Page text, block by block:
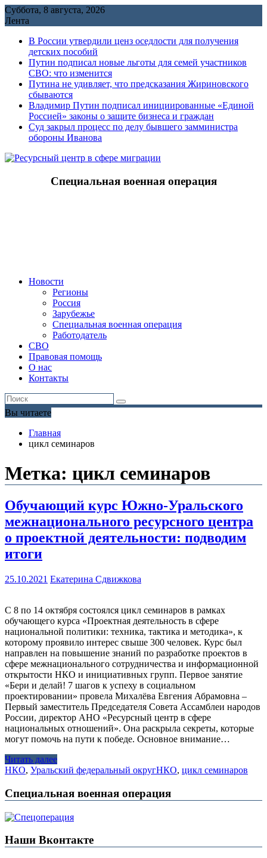
Перейти
к
Суббота, 8 августа, 2026
Лента
В России утвердили ценз оседлости для получения
детских пособий
Путин подписал новые льготы для семей участников
СВО: что изменится
Путина не удивляет, что предсказания Жириновского
сбываются
Владимир Путин подписал инициированные «Единой
Россией» законы о защите бизнеса и граждан
Cуд закрыл процесс по делу бывшего замминистра
обороны Иванова
Специальная военная операция
Новости
Регионы
Россия
Зарубежье
Специальная военная операция
Работодатель
СВО
Правовая помощь
О нас
Контакты
Вы читаете
Главная
цикл семинаров
Метка: цикл семинаров
Обучающий курс Южно-Уральского
межнационального ресурсного центра
о проектной деятельности: подводим
итоги
25.10.2021 Екатерина Сдвижкова
С 8 по 14 октября состоялся цикл семинаров в рамках
обучающего курса «Проектная деятельность в сфере
национальной политики: техника, тактика и методика», к
которому проявило интерес свыше 300 человек. Курс был
направлен на повышение знаний по разработке проектов в
сфере межнационального сотрудничества и информационной
открытости НКО и инициативных групп. Первое занятие
«Бери и делай! 7 шагов к успеху в социальном
проектировании» провела Михалёва Евгения Абрамовна –
Первый заместитель Председателя Совета Ассамблеи народов
России, директор АНО «Ресурсный центр в сфере
национальных отношений». Она раскрыла секреты, которые
могут помочь на пути к победе. Основное внимание…
Читать далее
НКО, Уральский федеральный округНКО, цикл семинаров
Специальная военная операция
Наши Вконтакте